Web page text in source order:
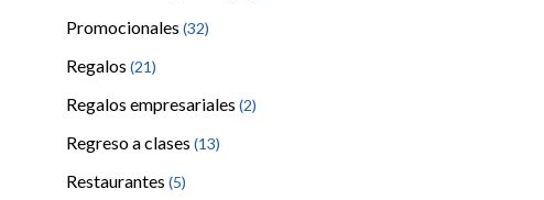
Promocionales (32)
Regalos (21)
Regalos empresariales (2)
Regreso a clases (13)
Restaurantes (5)